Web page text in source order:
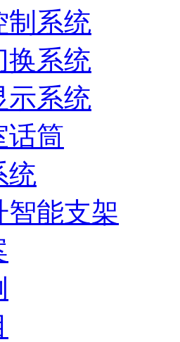
制系统
换系统
示系统
话筒
统
智能支架